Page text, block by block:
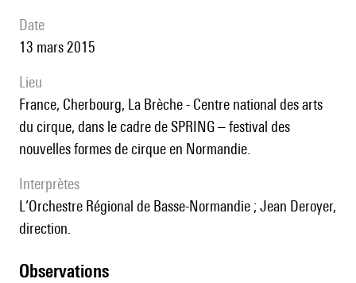
date
13 mars 2015
lieu
France, Cherbourg, La Brèche - Centre national des arts
du cirque, dans le cadre de SPRING – festival des
nouvelles formes de cirque en Normandie.
interprètes
l’Orchestre Régional de Basse-Normandie ; Jean Deroyer,
direction.
observations